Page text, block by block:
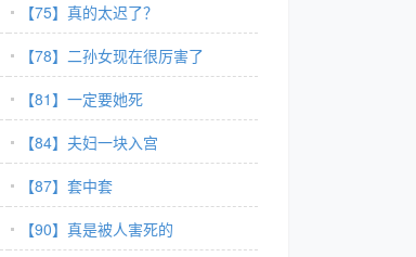
【75】真的太迟了？
【78】二孙女现在很厉害了
【81】一定要她死
【84】夫妇一块入宫
【87】套中套
【90】真是被人害死的